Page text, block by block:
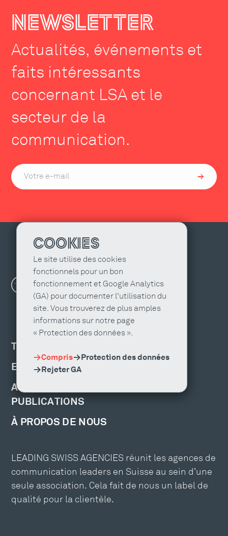
NEWSLETTER
Actualités, événements et
faits intéressants
concernant LSA et le
secteur de la
communication.
COOKIES
Le site utilise des cookies
fonctionnels pour un bon
fonctionnement et Google Analytics
(GA) pour documenter l'utilisation du
site. Vous trouverez de plus amples
informations sur notre page
« Protection des données ».
Compris
Protection des données
Rejeter GA
TROUVER UNE AGENCE
EMPLOIS ET FORMATION
ACTUALITÉS, ÉVÉNEMENTS ET
PUBLICATIONS
À PROPOS DE NOUS
LEADING SWISS AGENCIES réunit les agences de
communication leaders en Suisse au sein d’une
seule association. Cela fait de nous un label de
qualité pour la clientèle.